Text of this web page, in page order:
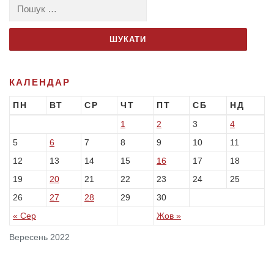
КАЛЕНДАР
Вересень 2022
ПН ВТ СР ЧТ ПТ СБ НД
« Сер Жов »
1 2 3 4
5 6 7 8 9 10
11
12
13 14 15 16 17
18
19
20 21 22 23 24
25
26
27 28 29 30